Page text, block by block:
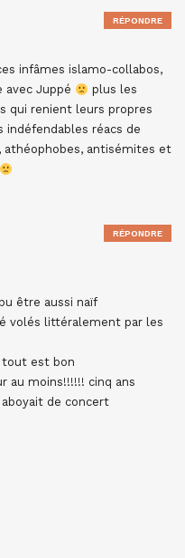
infâmes islamo-collabos,
avec Juppé
plus les
qui renient leurs propres
réacs de
athéophobes, antisémites et
RÉPONDRE
être aussi naïf
volés littéralement par les
tout est bon
au moins!!!!!! cinq ans
de concert
RÉPONDRE